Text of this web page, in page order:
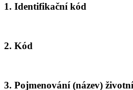
1. Identifikační kód
2. Kód
3. Pojmenování (název)